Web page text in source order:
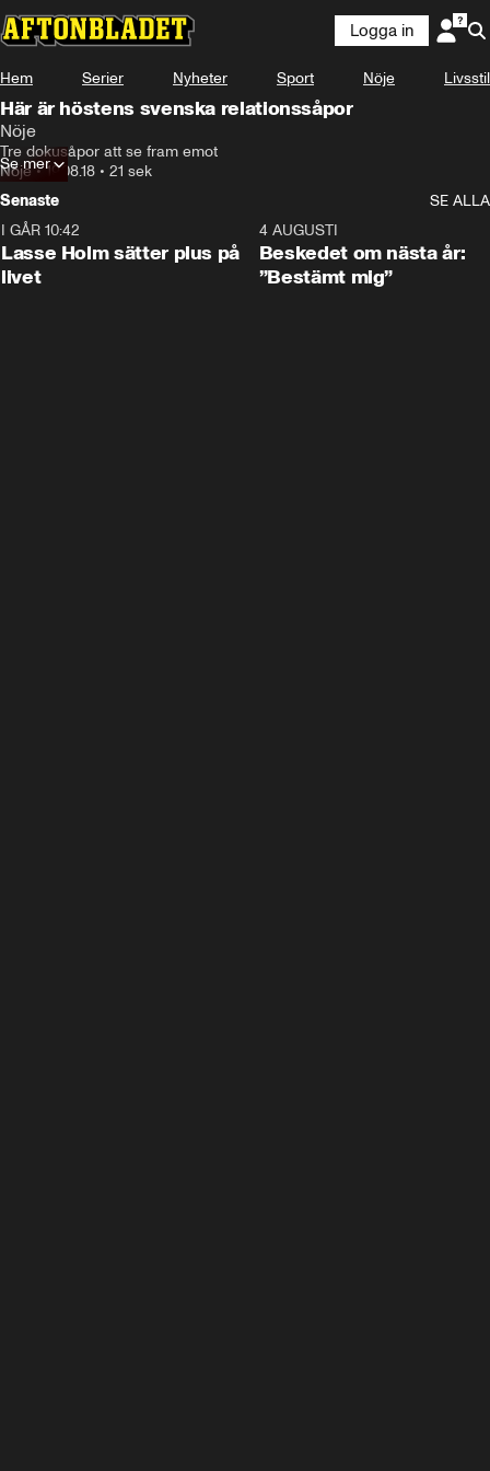
Logga in
Hem Serier Nyheter Sport Nöje Livsstil
Här är höstens svenska relationssåpor
Nöje
Tre dokusåpor att se fram emot
Nöje•19.08.18 • 21 sek
Se mer
Senaste
SE ALLA
I GÅR 10:42
Lasse Holm sätter plus på
livet
4 AUGUSTI
Beskedet om nästa år:
”Bestämt mig”